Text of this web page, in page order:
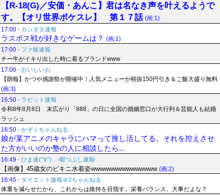
【R-18(G)／安価・あんこ】君は名なき声を叶えるようで
す。【オリ世界ポケスレ】 第１７話 (画:1)
17:00 - カンダタ速報
ラスボス戦が好きなゲームは？ (画:1)
17:00 - ファ板速報
チー牛がイキり出した時に着るブランドwww
17:00 - おいしいお
【朗報】かつや感謝祭が開催中！人気メニューが税抜150円引き＆ご飯大盛り無料
(画:3)
16:50 - ラビット速報
令和8年8月8日 末広がり「888」の日に全国の婚姻窓口が大行列＆芸能人も結婚
ラッシュ
16:50 - かぞくちゃんねる
娘が某アニメのキャラにハマって推し活してる。それを控えさせ
た方がいいのか塾の人に相談したら...
16:49 - ひま速(°∀°) -暇つぶし速報-
【画像】45歳女のビキニ水着姿wwwwwwwwwwwwwww (画:2)
16:45 - ダイエット速報＠2ちゃんねる
体重を減らせたから、これからは維持を目指す。栄養バランス、大事だよな？